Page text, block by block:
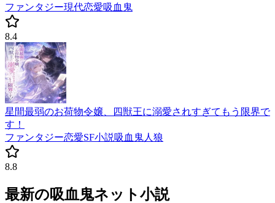
ファンタジー現代恋愛吸血鬼
8.4
星間最弱のお荷物令嬢、四獣王に溺愛されすぎてもう限界で
す！
ファンタジー恋愛SF小説吸血鬼人狼
8.8
最新の吸血鬼ネット小説